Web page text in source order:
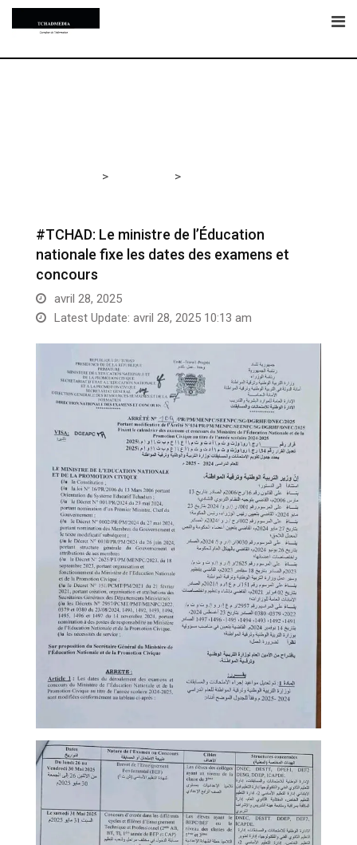
Skip
> >
#TCHAD: Le ministre de l’Éducation
nationale fixe les dates des examens et
concours
avril 28, 2025
Latest Update: avril 28, 2025 10:13 am